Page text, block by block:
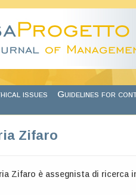
issues Guidelines for
Zifaro
Zifaro è assegnista di ricerca